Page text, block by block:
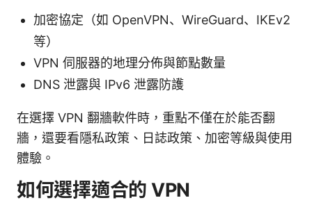
加密協定（如 OpenVPN、WireGuard、IKEv2
等）
VPN 伺服器的地理分佈與節點數量
DNS 泄露與 IPv6 泄露防護
在選擇 VPN 翻牆軟件時，重點不僅在於能否翻
牆，還要看隱私政策、日誌政策、加密等級與使用
體驗。
如何選擇適合的 VPN